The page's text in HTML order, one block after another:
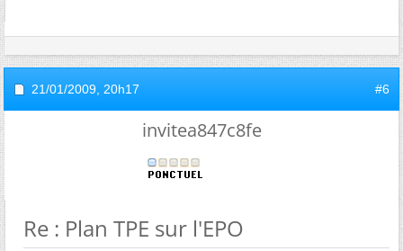
21/01/2009, 20h17 #6
invitea847c8fe
Re : Plan TPE sur l'EPO